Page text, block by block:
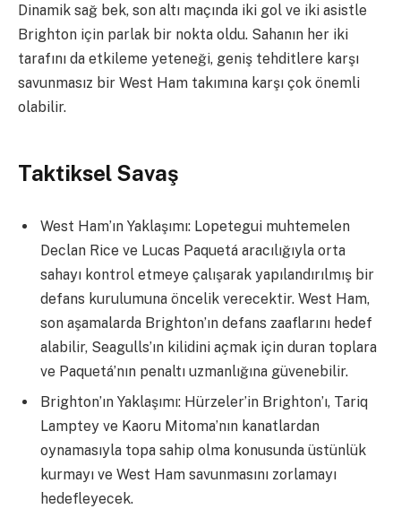
Dinamik sağ bek, son altı maçında iki gol ve iki asistle
Brighton için parlak bir nokta oldu. Sahanın her iki
tarafını da etkileme yeteneği, geniş tehditlere karşı
savunmasız bir West Ham takımına karşı çok önemli
olabilir.
Taktiksel Savaş
West Ham’ın Yaklaşımı: Lopetegui muhtemelen
Declan Rice ve Lucas Paquetá aracılığıyla orta
sahayı kontrol etmeye çalışarak yapılandırılmış bir
defans kurulumuna öncelik verecektir. West Ham,
son aşamalarda Brighton’ın defans zaaflarını hedef
alabilir, Seagulls’ın kilidini açmak için duran toplara
ve Paquetá’nın penaltı uzmanlığına güvenebilir.
Brighton’ın Yaklaşımı: Hürzeler’in Brighton’ı, Tariq
Lamptey ve Kaoru Mitoma’nın kanatlardan
oynamasıyla topa sahip olma konusunda üstünlük
kurmayı ve West Ham savunmasını zorlamayı
hedefleyecek.